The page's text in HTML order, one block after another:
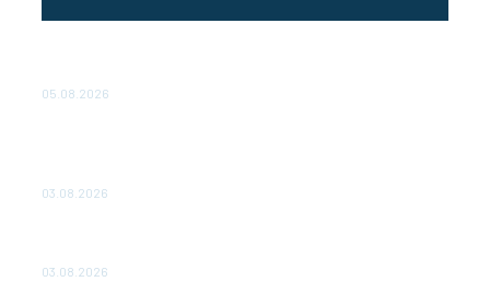
05.08.2026
03.08.2026
03.08.2026